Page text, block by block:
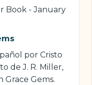
Book - January
por Cristo
de J. R. Miller,
Gems.